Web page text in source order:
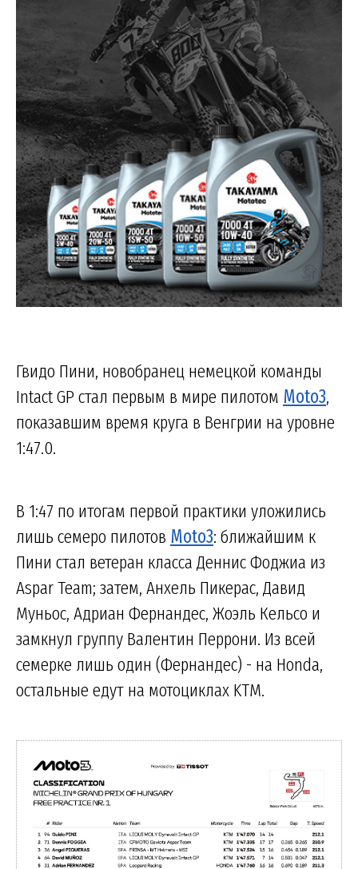
Гвидо Пини, новобранец немецкой команды
Intact GP стал первым в мире пилотом Moto3,
показавшим время круга в Венгрии на уровне
1:47.0.
В 1:47 по итогам первой практики уложились
лишь семеро пилотов Moto3: ближайшим к
Пини стал ветеран класса Деннис Фоджиа из
Aspar Team; затем, Анхель Пикерас, Давид
Муньос, Адриан Фернандес, Жоэль Кельсо и
замкнул группу Валентин Перрони. Из всей
семерке лишь один (Фернандес) - на Honda,
остальные едут на мотоциклах KTM.